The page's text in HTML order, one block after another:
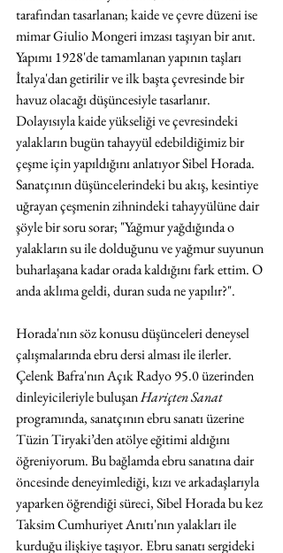
tarafından tasarlanan; kaide ve çevre düzeni ise
mimar Giulio Mongeri imzası taşıyan bir anıt.
Yapımı 1928'de tamamlanan yapının taşları
İtalya'dan getirilir ve ilk başta çevresinde bir
havuz olacağı düşüncesiyle tasarlanır.
Dolayısıyla kaide yükseliği ve çevresindeki
yalakların bugün tahayyül edebildiğimiz bir
çeşme için yapıldığını anlatıyor Sibel Horada.
Sanatçının düşüncelerindeki bu akış, kesintiye
uğrayan çeşmenin zihnindeki tahayyülüne dair
şöyle bir soru sorar; "Yağmur yağdığında o
yalakların su ile dolduğunu ve yağmur suyunun
buharlaşana kadar orada kaldığını fark ettim. O
anda aklıma geldi, duran suda ne yapılır?".
Horada'nın söz konusu düşünceleri deneysel
çalışmalarında ebru dersi alması ile ilerler.
Çelenk Bafra'nın Açık Radyo 95.0 üzerinden
dinleyicileriyle buluşan Hariçten Sanat
programında, sanatçının ebru sanatı üzerine
Tüzin Tiryaki’den atölye eğitimi aldığını
öğreniyorum. Bu bağlamda ebru sanatına dair
öncesinde deneyimlediği, kızı ve arkadaşlarıyla
yaparken öğrendiği süreci, Sibel Horada bu kez
Taksim Cumhuriyet Anıtı'nın yalakları ile
kurduğu ilişkiye taşıyor. Ebru sanatı sergideki